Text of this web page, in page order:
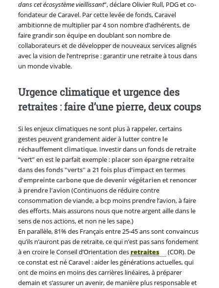
dans cet écosystème vieillissant“, déclare Olivier Rull, PDG et co-
fondateur de Caravel. Par cette levée de fonds, Caravel
ambitionne de multiplier par 4 son nombre d’adhérents, de
faire grandir son équipe en doublant son nombre de
collaborateurs et de développer de nouveaux services alignés
avec la vision de l’entreprise : garantir une retraite à tous dans
un monde vivable.
Urgence climatique et urgence des
retraites : faire d’une pierre, deux coups
Si les enjeux climatiques ne sont plus à rappeler, certains
gestes peuvent grandement aider à lutter contre le
réchauffement climatique. Investir dans un fonds de retraite
“vert” en est le parfait exemple : placer son épargne retraite
dans des fonds "verts" a 21 fois plus d’impact en termes
d’empreinte carbone que de devenir végétarien et renoncer
à prendre l’avion(Continuons de réduire contre
consommation de viande, a bcp moins prendre l’avion, à faire
des efforts. Mais assurons nous que notre argent aille dans le
sens de nos actions, et non ne les sape.)
En parallèle, 81% des Français entre 25-45 ans sont convaincus
qu’ils n’auront pas de retraite, ce qui n’est pas sans fondement
à en croire le Conseil d’Orientation desretraites
(COR). De
ce constat est né Caravel : aider les générations actuelles, qui
ont de moins en moins des carrières linéaires, à préparer
demain et s’assurer un avenir, de manière plus responsable et